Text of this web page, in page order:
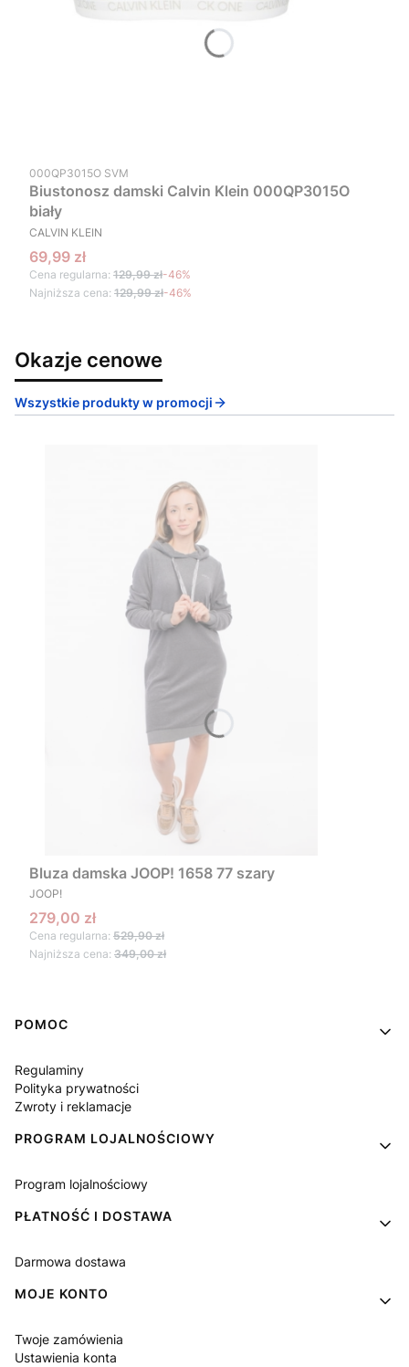
Kod produktu
000QP3015O SVM
Biustonosz damski Calvin Klein 000QP3015O
biały
PRODUCENT
CALVIN KLEIN
Cena promocyjna
69,99 zł
Cena regularna: 129,99 zł-46%
Najniższa cena: 129,99 zł-46%
Okazje cenowe
Wszystkie produkty w promocji
Bluza damska JOOP! 1658 77 szary
PRODUCENT
JOOP!
Cena promocyjna
279,00 zł
Cena regularna: 529,90 zł
Najniższa cena: 349,00 zł
Linki w stopce
POMOC
Regulaminy
Polityka prywatności
Zwroty i reklamacje
PROGRAM LOJALNOŚCIOWY
Program lojalnościowy
PŁATNOŚĆ I DOSTAWA
Darmowa dostawa
MOJE KONTO
Twoje zamówienia
Ustawienia konta